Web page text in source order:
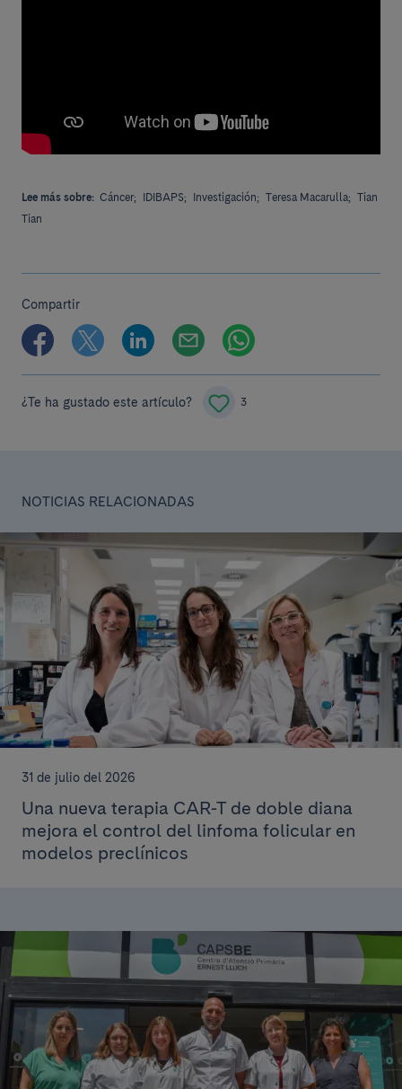
Lee más sobre: Cáncer; IDIBAPS; Investigación; Teresa Macarulla; Tian
Tian
Compartir
¿Te ha gustado este artículo? 3
NOTICIAS RELACIONADAS
31 de julio del 2026
Una nueva terapia CAR-T de doble diana
mejora el control del linfoma folicular en
modelos preclínicos